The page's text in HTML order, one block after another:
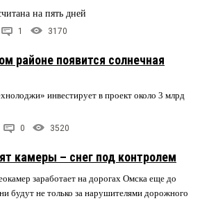
на пять дней
1 3170
районе появится солнечная
инвестирует в проект около 3 млрд
0 3520
камеры – снег под контролем
заработает на дорогах Омска еще до
будут не только за нарушителями дорожного